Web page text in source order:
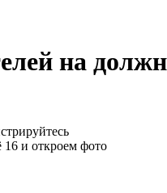
на
и откроем фото